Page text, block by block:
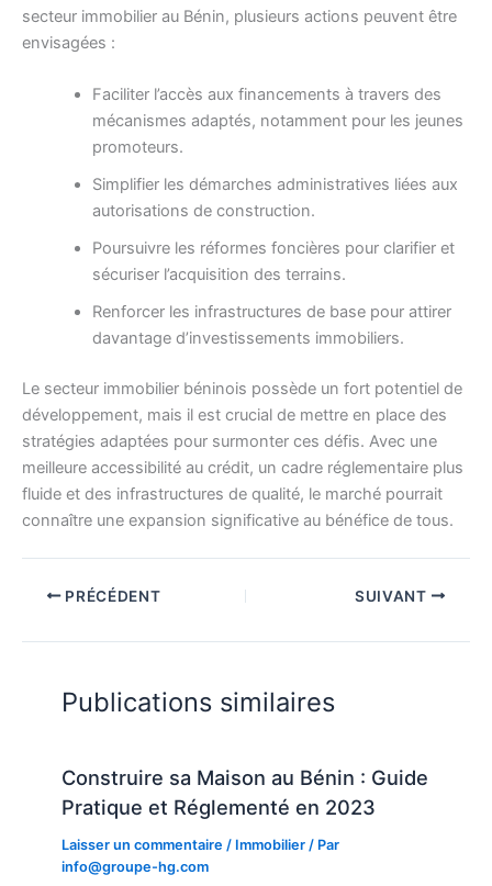
secteur immobilier au Bénin, plusieurs actions peuvent être
envisagées :
Faciliter l’accès aux financements à travers des
mécanismes adaptés, notamment pour les jeunes
promoteurs.
Simplifier les démarches administratives liées aux
autorisations de construction.
Poursuivre les réformes foncières pour clarifier et
sécuriser l’acquisition des terrains.
Renforcer les infrastructures de base pour attirer
davantage d’investissements immobiliers.
Le secteur immobilier béninois possède un fort potentiel de
développement, mais il est crucial de mettre en place des
stratégies adaptées pour surmonter ces défis. Avec une
meilleure accessibilité au crédit, un cadre réglementaire plus
fluide et des infrastructures de qualité, le marché pourrait
connaître une expansion significative au bénéfice de tous.
PRÉCÉDENT SUIVANT
Publications similaires
Construire sa Maison au Bénin : Guide
Pratique et Réglementé en 2023
Laisser un commentaire / Immobilier / Par
info@groupe-hg.com